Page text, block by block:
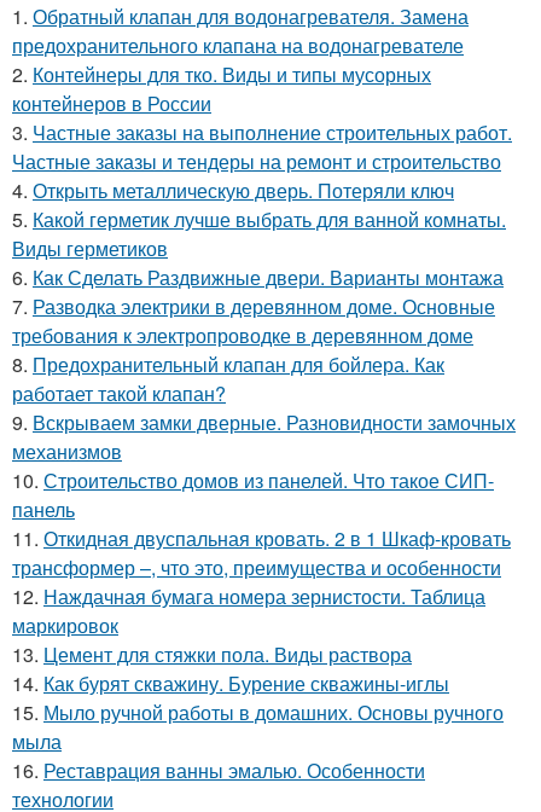
1. Обратный клапан для водонагревателя. Замена
предохранительного клапана на водонагревателе
2. Контейнеры для тко. Виды и типы мусорных
контейнеров в России
3. Частные заказы на выполнение строительных работ.
Частные заказы и тендеры на ремонт и строительство
4. Открыть металлическую дверь. Потеряли ключ
5. Какой герметик лучше выбрать для ванной комнаты.
Виды герметиков
6. Как Сделать Раздвижные двери. Варианты монтажа
7. Разводка электрики в деревянном доме. Основные
требования к электропроводке в деревянном доме
8. Предохранительный клапан для бойлера. Как
работает такой клапан?
9. Вскрываем замки дверные. Разновидности замочных
механизмов
10. Строительство домов из панелей. Что такое СИП-
панель
11. Откидная двуспальная кровать. 2 в 1 Шкаф-кровать
трансформер –, что это, преимущества и особенности
12. Наждачная бумага номера зернистости. Таблица
маркировок
13. Цемент для стяжки пола. Виды раствора
14. Как бурят скважину. Бурение скважины-иглы
15. Мыло ручной работы в домашних. Основы ручного
мыла
16. Реставрация ванны эмалью. Особенности
технологии